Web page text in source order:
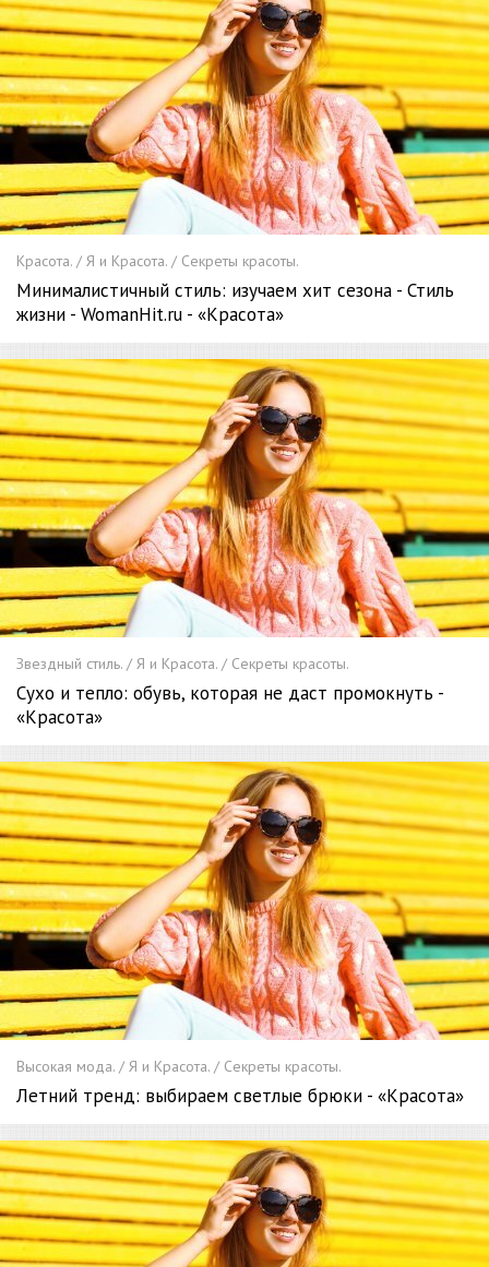
Красота. / Я и Красота. / Секреты красоты.
Минималистичный стиль: изучаем хит сезона - Стиль
жизни - WomanHit.ru - «Красота»
Звездный стиль. / Я и Красота. / Секреты красоты.
Сухо и тепло: обувь, которая не даст промокнуть -
«Красота»
Высокая мода. / Я и Красота. / Секреты красоты.
Летний тренд: выбираем светлые брюки - «Красота»